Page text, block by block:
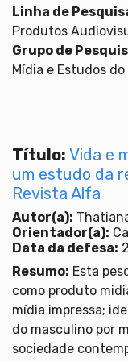
Linha de
Produtos
Grupo de
Mídia e Estudos
Título: Vida e
um estudo da
Revista Alfa
Autor(a):
Orientador(a):
Data da defesa:
Resumo: Esta
como produto
mídia impressa;
do masculino por
sociedade